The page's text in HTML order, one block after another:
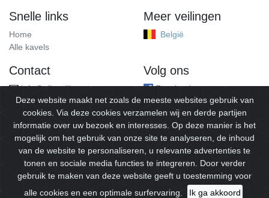
Snelle links
Home
Alle kavels
Meer veilingen
België
Contact
info@alleveilingen.net
Volg ons
Facebook
© 2026Alleveilingen.Alle rechten voorbehouden.
Deze website maakt net zoals de meeste websites gebruik van
cookies. Via deze cookies verzamelen wij en derde partijen
informatie over uw bezoek en interesses. Op deze manier is het
mogelijk om het gebruik van onze site te analyseren, de inhoud
van de website te personaliseren, u relevante advertenties te
tonen en sociale media functies te integreren. Door verder
gebruik te maken van deze website geeft u toestemming voor
alle cookies en een optimale surfervaring.
Ik ga akkoord